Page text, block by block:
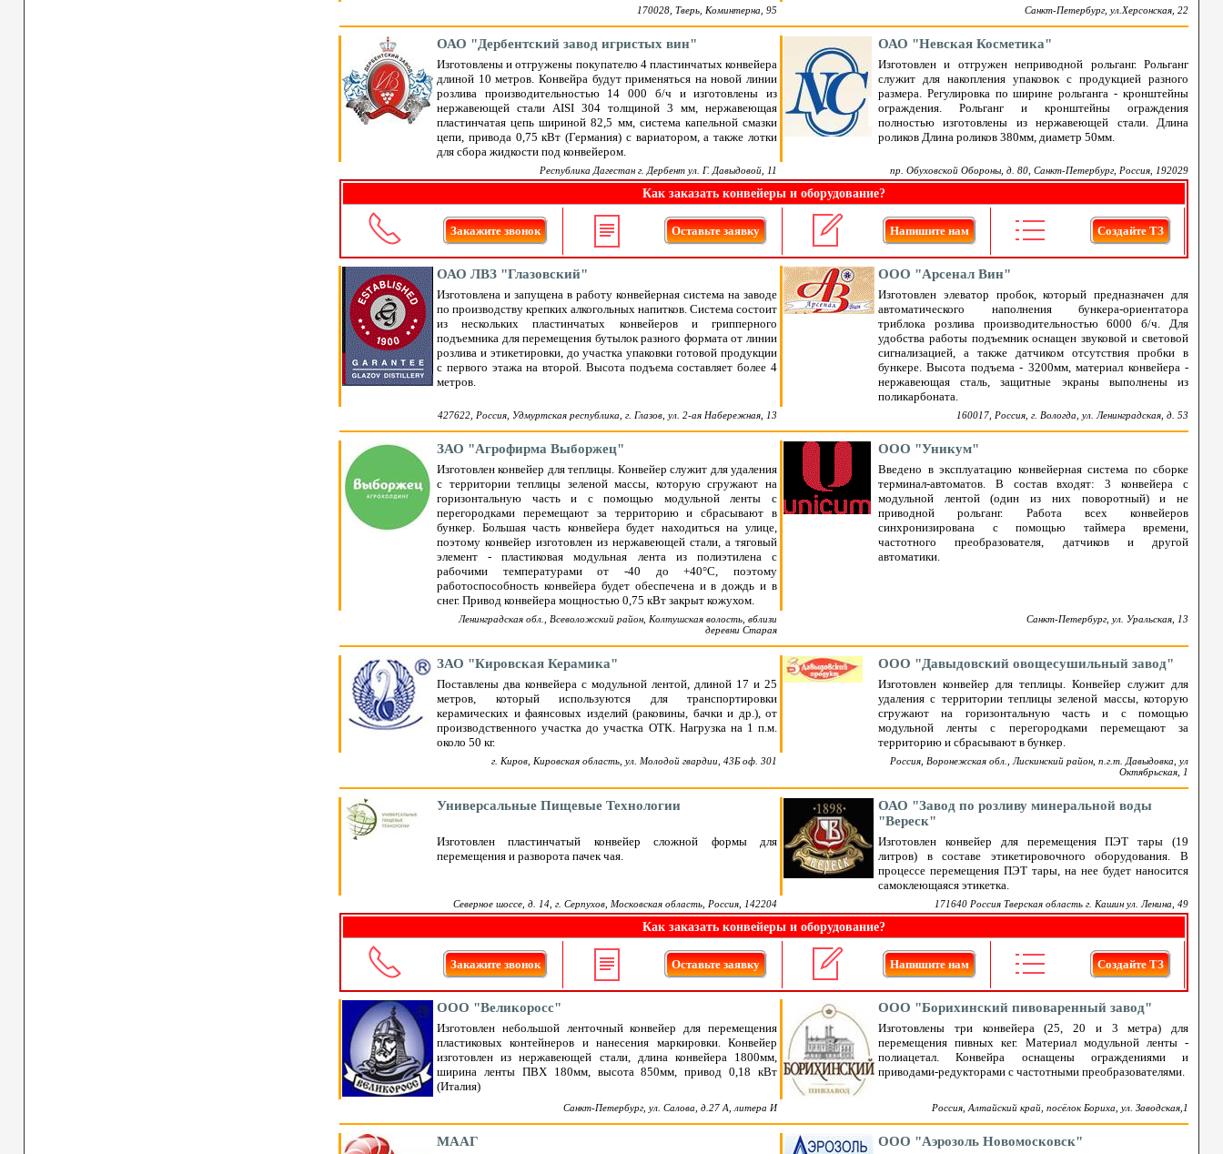
170028, Тверь, Коминтерна, 95 Санкт-Петербург, ул.Херсонская, 22
ОАО "Дербентский завод игристых вин" ОАО "Невская Косметика"
Изготовлены и отгружены покупателю 4 пластинчатых конвейера
длиной 10 метров. Конвейра будут применяться на новой линии
розлива производительностью 14 000 б/ч и изготовлены из
нержавеющей стали AISI 304 толщиной 3 мм, нержавеющая
пластинчатая цепь шириной 82,5 мм, система капельной смазки
цепи, привода 0,75 кВт (Германия) с вариатором, а также лотки
для сбора жидкости под конвейером.
Изготовлен и отгружен неприводной рольганг. Рольганг
служит для накопления упаковок с продукцией разного
размера. Регулировка по ширине рольганга - кронштейны
ограждения. Рольганг и кронштейны ограждения
полностью изготовлены из нержавеющей стали. Длина
роликов Длина роликов 380мм, диаметр 50мм.
Республика Дагестан г. Дербент ул. Г. Давыдовой, 11 пр. Обуховской Обороны, д. 80, Санкт-Петербург, Россия, 192029
Как заказать конвейеры и оборудование?
Закажите звонок Оставьте заявку Напишите нам Создайте ТЗ
ОАО ЛВЗ "Глазовский" ООО "Арсенал Вин"
Изготовлена и запущена в работу конвейерная система на заводе
по производству крепких алкогольных напитков. Система состоит
из нескольких пластинчатых конвейеров и грипперного
подъемника для перемещения бутылок разного формата от линии
розлива и этикетировки, до участка упаковки готовой продукции
с первого этажа на второй. Высота подъема составляет более 4
метров.
Изготовлен элеватор пробок, который предназначен для
автоматического наполнения бункера-ориентатора
триблока розлива производительностью 6000 б/ч. Для
удобства работы подъемник оснащен звуковой и световой
сигнализацией, а также датчиком отсутствия пробки в
бункере. Высота подъема - 3200мм, материал конвейера -
нержавеющая сталь, защитные экраны выполнены из
поликарбоната.
427622, Россия, Удмуртская республика, г. Глазов, ул. 2-ая Набережная, 13 160017, Россия, г. Вологда, ул. Ленинградская, д. 53
ЗАО "Агрофирма Выборжец" ООО "Уникум"
Изготовлен конвейер для теплицы. Конвейер служит для удаления
с территории теплицы зеленой массы, которую сгружают на
горизонтальную часть и с помощью модульной ленты с
перегородками перемещают за территорию и сбрасывают в
бункер. Большая часть конвейера будет находиться на улице,
поэтому конвейер изготовлен из нержавеющей стали, а тяговый
элемент - пластиковая модульная лента из полиэтилена с
рабочими температурами от -40 до +40°С, поэтому
работоспособность конвейера будет обеспечена и в дождь и в
снег. Привод конвейера мощностью 0,75 кВт закрыт кожухом.
Введено в эксплуатацию конвейерная система по сборке
терминал-автоматов. В состав входят: 3 конвейера с
модульной лентой (один из них поворотный) и не
приводной рольганг. Работа всех конвейеров
синхронизирована с помощью таймера времени,
частотного преобразователя, датчиков и другой
автоматики.
Ленинградская обл., Всеволожский район, Колтушская волость, вблизи
деревни Старая
Санкт-Петербург, ул. Уральская, 13
ЗАО "Кировская Керамика" ООО "Давыдовский овощесушильный завод"
Поставлены два конвейера с модульной лентой, длиной 17 и 25
метров, который используются для транспортировки
керамических и фаянсовых изделий (раковины, бачки и др.), от
производственного участка до участка ОТК. Нагрузка на 1 п.м.
около 50 кг.
Изготовлен конвейер для теплицы. Конвейер служит для
удаления с территории теплицы зеленой массы, которую
сгружают на горизонтальную часть и с помощью
модульной ленты с перегородками перемещают за
территорию и сбрасывают в бункер.
г. Киров, Кировская область, ул. Молодой гвардии, 43Б оф. 301
Россия, Воронежская обл., Лискинский район, п.г.т. Давыдовка, ул
Октябрьская, 1
Универсальные Пищевые Технологии
ОАО "Завод по розливу минеральной воды
"Вереск"
Изготовлен пластинчатый конвейер сложной формы для
перемещения и разворота пачек чая.
Изготовлен конвейер для перемещения ПЭТ тары (19
литров) в составе этикетировочного оборудования. В
процессе перемещения ПЭТ тары, на нее будет наносится
самоклеющаяся этикетка.
Северное шоссе, д. 14, г. Серпухов, Московская область, Россия, 142204 171640 Россия Тверская область г. Кашин ул. Ленина, 49
Как заказать конвейеры и оборудование?
Закажите звонок Оставьте заявку Напишите нам Создайте ТЗ
ООО "Великоросс" ООО "Борихинский пивоваренный завод"
Изготовлен небольшой ленточный конвейер для перемещения
пластиковых контейнеров и нанесения маркировки. Конвейер
изготовлен из нержавеющей стали, длина конвейера 1800мм,
ширина ленты ПВХ 180мм, высота 850мм, привод 0,18 кВт
(Италия)
Изготовлены три конвейера (25, 20 и 3 метра) для
перемещения пивных кег. Материал модульной ленты -
полиацетал. Конвейра оснащены ограждениями и
приводами-редукторами с частотными преобразователями.
Санкт-Петербург, ул. Салова, д.27 А, литера И Россия, Алтайский край, посёлок Бориха, ул. Заводская,1
МААГ ООО "Аэрозоль Новомосковск"